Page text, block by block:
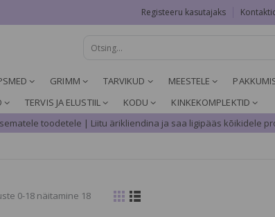
Registeeru kasutajaks
GRIMM TARVIKUD MEESTELE
TERVIS JA ELUSTIIL KODU
KINKEKOMPLEKTID
toodetele | Liitu ärikliendina ja saa ligipääs kõikidele
0-18 näitamine 18